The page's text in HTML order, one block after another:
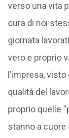
verso una vita
cura di noi
giornata
vero e proprio
l’impresa,
qualità del
proprio quelle
stanno a